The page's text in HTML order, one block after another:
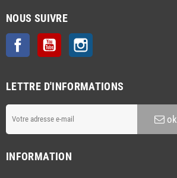
NOUS SUIVRE
Facebook YouTube
LETTRE D'INFORMATIONS
ok
INFORMATION